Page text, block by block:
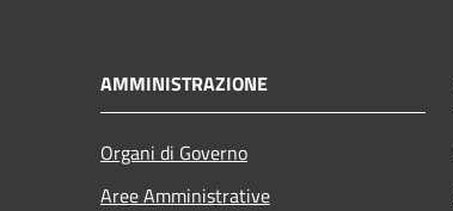
AMMINISTRAZIONE
Organi di Governo
Aree Amministrative